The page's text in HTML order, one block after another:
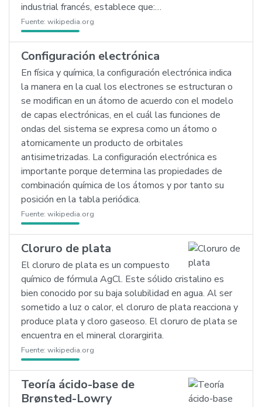
industrial francés, establece que:…
Fuente: wikipedia.org
Configuración electrónica
En física y química, la configuración electrónica indica
la manera en la cual los electrones se estructuran o
se modifican en un átomo de acuerdo con el modelo
de capas electrónicas, en el cuál las funciones de
ondas del sistema se expresa como un átomo o
atomicamente un producto de orbitales
antisimetrizadas. La configuración electrónica es
importante porque determina las propiedades de
combinación química de los átomos y por tanto su
posición en la tabla periódica.
Fuente: wikipedia.org
Cloruro de plata
El cloruro de plata es un compuesto
químico de fórmula AgCl. Este sólido cristalino es
bien conocido por su baja solubilidad en agua. Al ser
sometido a luz o calor, el cloruro de plata reacciona y
produce plata y cloro gaseoso. El cloruro de plata se
encuentra en el mineral clorargirita.
Fuente: wikipedia.org
Teoría ácido-base de
Brønsted-Lowry